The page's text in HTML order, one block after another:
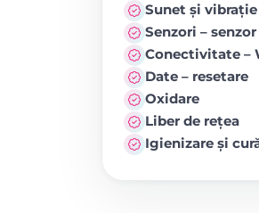
Sunet și
Senzori –
Conectivitate –
Date – resetare
Oxidare
Liber de rețea
Igienizare și